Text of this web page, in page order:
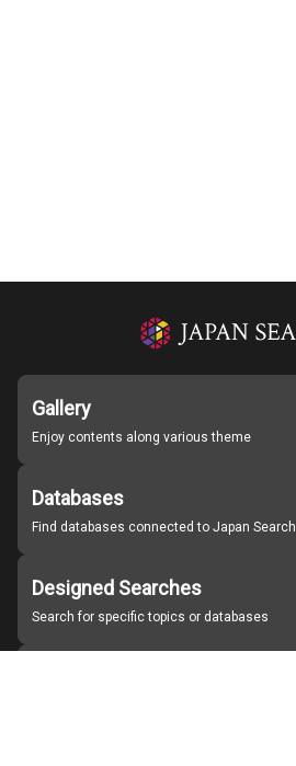
Gallery
Enjoy contents along various theme
Databases
Find databases connected to Japan Search
Designed Searches
Search for specific topics or databases